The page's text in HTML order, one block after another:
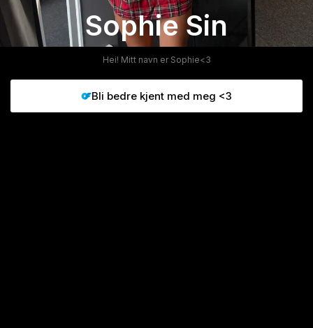
Sophie Sin
Hei! Mitt navn er Sophie<3
Bli bedre kjent med meg <3